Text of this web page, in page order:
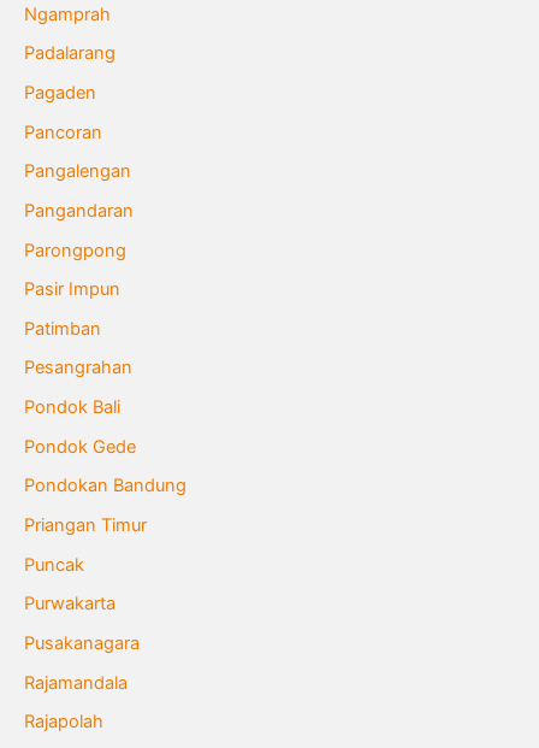
Ngamprah
Padalarang
Pagaden
Pancoran
Pangalengan
Pangandaran
Parongpong
Pasir Impun
Patimban
Pesangrahan
Pondok Bali
Pondok Gede
Pondokan Bandung
Priangan Timur
Puncak
Purwakarta
Pusakanagara
Rajamandala
Rajapolah